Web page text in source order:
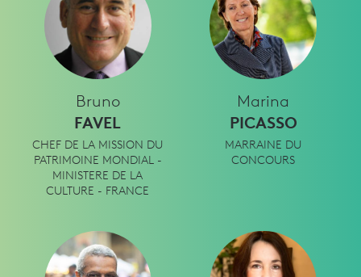
Bruno
FAVEL
CHEF DE LA MISSION DU
PATRIMOINE MONDIAL -
MINISTERE DE LA
CULTURE - FRANCE
Marina
PICASSO
MARRAINE DU
CONCOURS